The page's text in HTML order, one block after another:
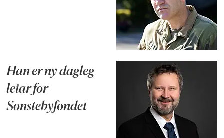
Han er ny dagleg
leiar for
Sønstebyfondet